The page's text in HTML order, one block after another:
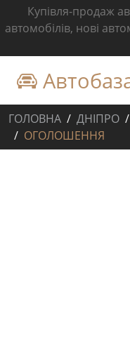
Купівля-продаж
автомобілів, нові
ГОЛОВНА ДНІПРО
ОГОЛОШЕННЯ